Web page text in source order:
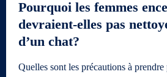
Pourquoi les femmes
devraient-elles pas
d’un chat?
Quelles sont les précautions à prendre